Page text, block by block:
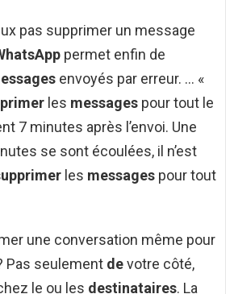
pas supprimer un message
permet enfin de
envoyés par erreur. … «
les messages pour tout le
7 minutes après l’envoi. Une
se sont écoulées, il n’est
les messages pour tout
une conversation même pour
Pas seulement devotre côté,
le ou les destinataires. La